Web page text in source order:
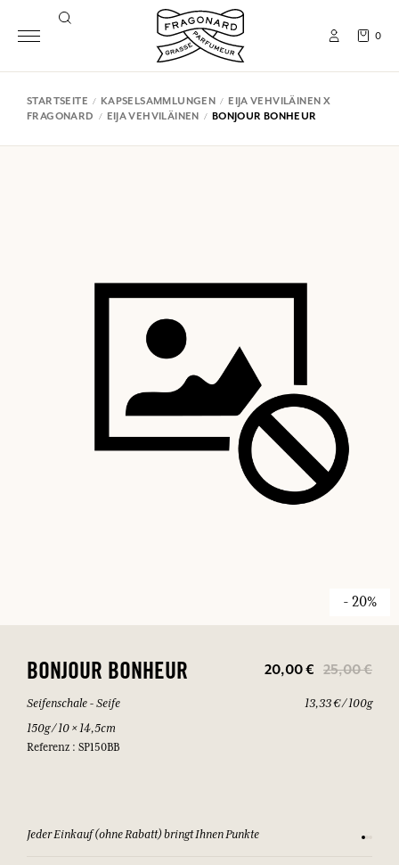
0
STARTSEITE KAPSELSAMMLUNGEN
EIJA VEHVILÄINEN X
FRAGONARD
EIJA VEHVILÄINEN BONJOUR BONHEUR
- 20%
BONJOUR BONHEUR 20,00 € 25,00 €
Seifenschale - Seife
150g / 10 × 14,5cm
Referenz : SP150BB
13,33 € / 100g
Sehen Sie sich unsere AGBs an